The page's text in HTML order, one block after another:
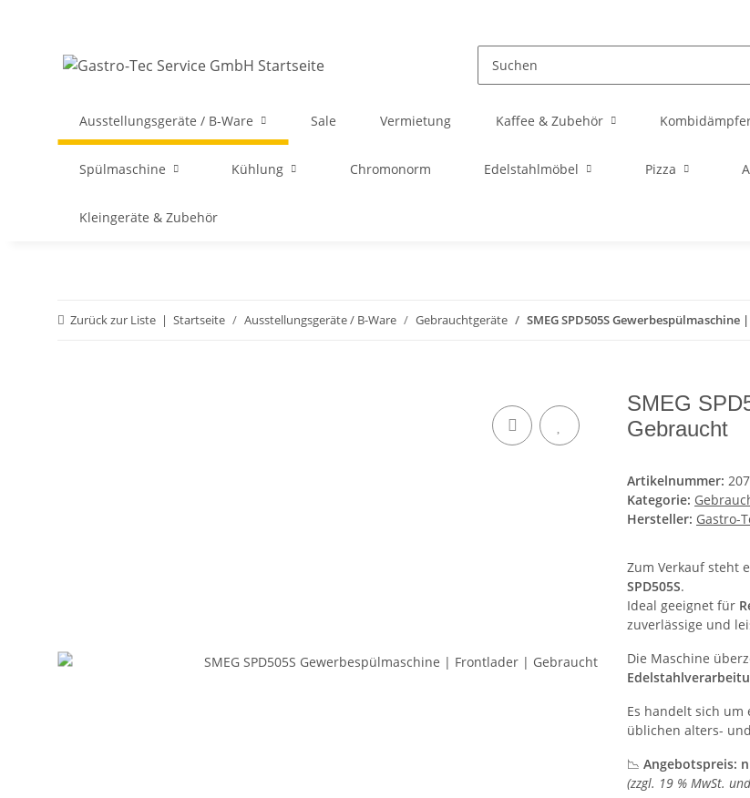
Ausstellungsgeräte / B-Ware Sale Vermietung Kaffee & Zubehör
Spülmaschine Kühlung Chromonorm Edelstahlmöbel Pizza
Kleingeräte & Zubehör
Zurück zur Liste Startseite Ausstellungsgeräte / B-Ware Gebrauchtgeräte SMEG SPD505S
SMEG
Gebraucht
Artikelnummer: 207
Kategorie:
Hersteller: Gastro-
Zum Verkauf steht
SPD505S.
Ideal geeignet für
zuverlässige und
Die Maschine
Es handelt sich um
üblichen alters-
📉 Angebotspreis:
(zzgl. 19 % MwSt.